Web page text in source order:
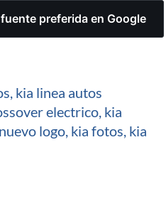
preferida en Google